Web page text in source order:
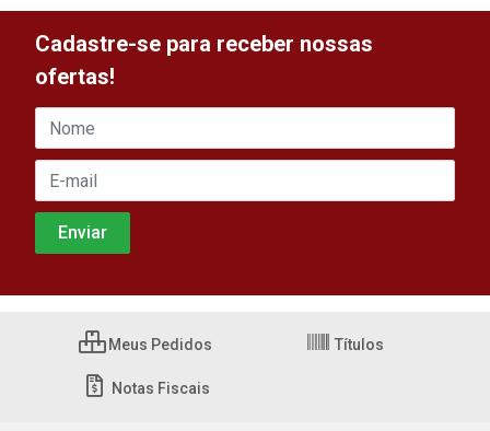
Cadastre-se para receber nossas
ofertas!
Meus Pedidos Títulos
Notas Fiscais